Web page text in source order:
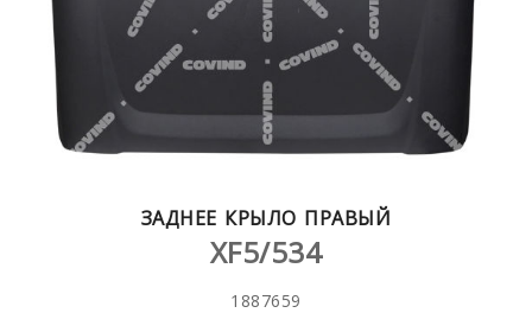
ЗАДНЕЕ КРЫЛО ПРАВЫЙ
XF5/534
1887659